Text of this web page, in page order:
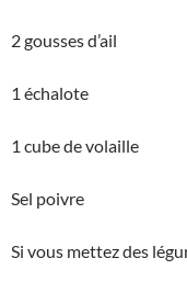
2 gousses d’ail
1 échalote
1 cube de volaille
Sel poivre
Si vous mettez des